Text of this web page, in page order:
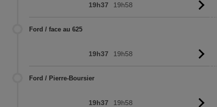
19h37 19h58
Ford / face au 625
19h37 19h58
Ford / Pierre-Boursier
19h37 19h58